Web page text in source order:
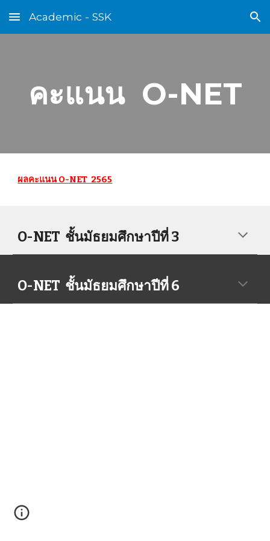
Skip to main content Skip to navigation
Academic - SSK
คะแนน O-NET
ผลคะแนน O-NET 2565
O-NET ชั้นมัธยมศึกษาปีที่ 3
O-NET ชั้นมัธยมศึกษาปีที่ 6